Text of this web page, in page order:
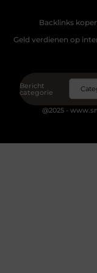
Backlinks
Geld verdienen op
Bericht
categorie
@2025 -